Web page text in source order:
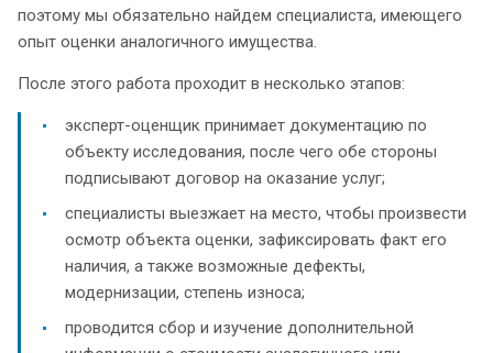
поэтому мы обязательно найдем специалиста, имеющего
опыт оценки аналогичного имущества.
После этого работа проходит в несколько этапов:
эксперт-оценщик принимает документацию по
объекту исследования, после чего обе стороны
подписывают договор на оказание услуг;
специалисты выезжает на место, чтобы произвести
осмотр объекта оценки, зафиксировать факт его
наличия, а также возможные дефекты,
модернизации, степень износа;
проводится сбор и изучение дополнительной